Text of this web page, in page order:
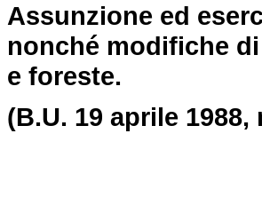
Assunzione ed
nonché modifiche
e foreste.
(B.U. 19 aprile 1988,